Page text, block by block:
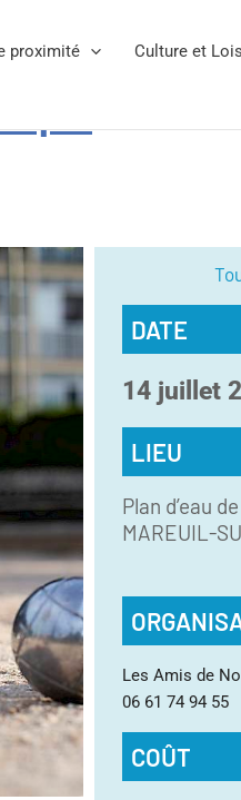
proximité
Culture et
DATE
14 juillet
LIEU
Plan d’eau
MAREUIL-
Les Amis de
06 61 74 94 55
COÛT